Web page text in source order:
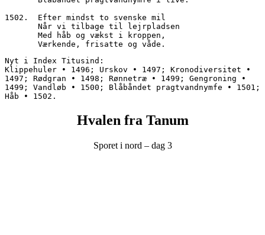
1502.  Efter mindst to svenske mil
       Når vi tilbage til lejrpladsen
       Med håb og vækst i kroppen,
       Værkende, frisatte og våde.
Nyt i Index Titusind:
Klippehuler • 1496; Urskov • 1497; Kronodiversitet •
1497; Rødgran • 1498; Rønnetræ • 1499; Gengroning •
1499; Vandløb • 1500; Blåbåndet pragtvandnymfe • 1501;
Håb • 1502.
Hvalen fra Tanum
Sporet i nord – dag 3